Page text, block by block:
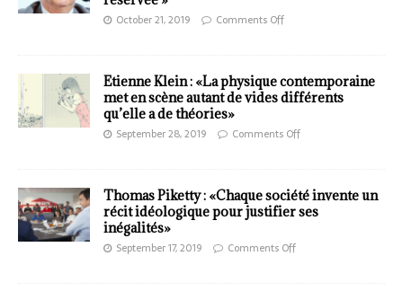
October 21, 2019 Comments Off
Etienne Klein : «La physique contemporaine
met en scène autant de vides différents
qu’elle a de théories»
September 28, 2019 Comments Off
Thomas Piketty : «Chaque société invente un
récit idéologique pour justifier ses
inégalités»
September 17, 2019 Comments Off